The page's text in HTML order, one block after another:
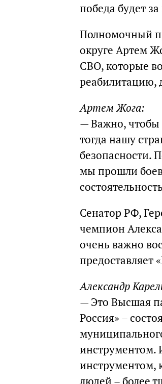
победа будет
Полномочный
округе Артем
СВО, которые
реабилитацию,
Артем Жога:
—Важно,
тогда нашу
безопасности.
мы прошли
Сенатор РФ,
чемпион
очень важно
предоставляет
Александр
—Это Высшая
Россия» –
инструментом.
инструментом,
людей – более